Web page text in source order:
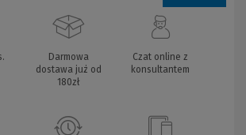
Darmowa
dostawa już od
180zł
Czat online z
konsultantem